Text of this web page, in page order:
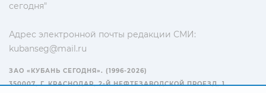
сегодня"
Адрес электронной почты редакции СМИ:
kubanseg@mail.ru
ЗАО «КУБАНЬ СЕГОДНЯ». (1996-2026)
350007, Г. КРАСНОДАР, 2-Й НЕФТЕЗАВОДСКОЙ ПРОЕЗД, 1